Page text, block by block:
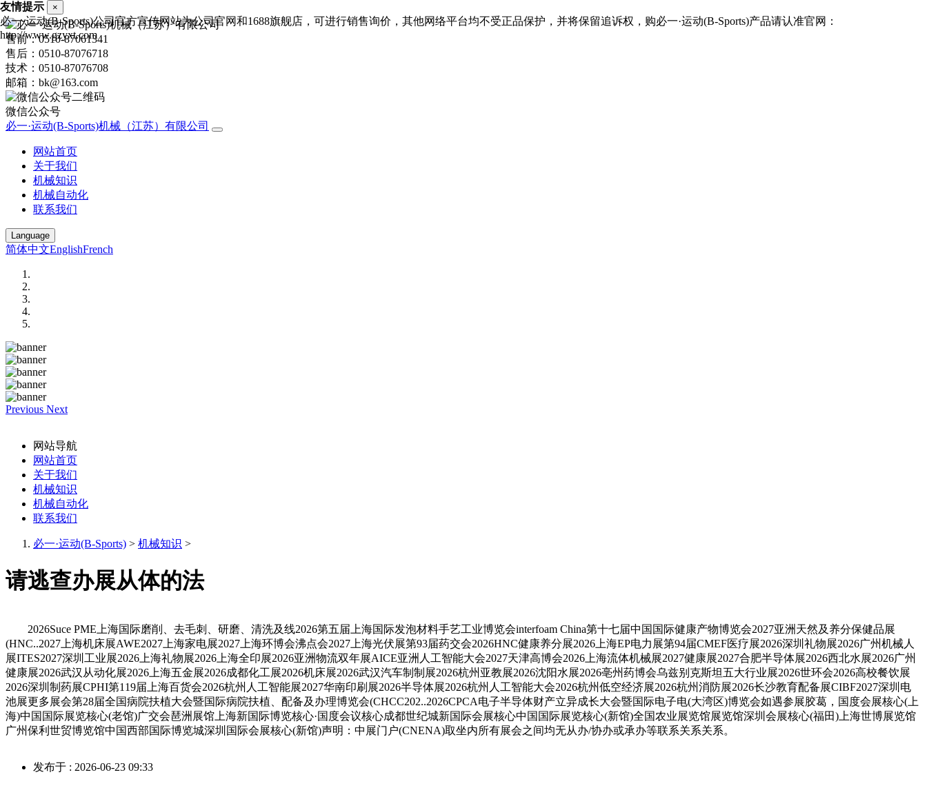
售前：0510-87061341
售后：0510-87076718
技术：0510-87076708
邮箱：bk@163.com
微信公众号
必一·运动(B-Sports)机械（江苏）有限公司
网站首页
关于我们
机械知识
机械自动化
联系我们
Language
简体中文EnglishFrench
Previous Next
网站导航
网站首页
关于我们
机械知识
机械自动化
联系我们
必一·运动(B-Sports) > 机械知识 >
请逃查办展从体的法
2026Suce PME上海国际磨削、去毛刺、研磨、清洗及线2026第五届上海国际发泡材料手艺工业博览会interfoam China第十七届中国国际健康产物博览会2027亚洲天然及养分保健品展
(HNC..2027上海机床展AWE2027上海家电展2027上海环博会沸点会2027上海光伏展第93届药交会2026HNC健康养分展2026上海EP电力展第94届CMEF医疗展2026深圳礼物展2026广州机械人
展ITES2027深圳工业展2026上海礼物展2026上海全印展2026亚洲物流双年展AICE亚洲人工智能大会2027天津高博会2026上海流体机械展2027健康展2027合肥半导体展2026西北水展2026广州
健康展2026武汉从动化展2026上海五金展2026成都化工展2026机床展2026武汉汽车制制展2026杭州亚教展2026沈阳水展2026亳州药博会乌兹别克斯坦五大行业展2026世环会2026高校餐饮展
2026深圳制药展CPHI第119届上海百货会2026杭州人工智能展2027华南印刷展2026半导体展2026杭州人工智能大会2026杭州低空经济展2026杭州消防展2026长沙教育配备展CIBF2027深圳电
池展更多展会第28届全国病院扶植大会暨国际病院扶植、配备及办理博览会(CHCC202..2026CPCA电子半导体财产立异成长大会暨国际电子电(大湾区)博览会如遇参展胶葛，国度会展核心(上
海)中国国际展览核心(老馆)广交会琶洲展馆上海新国际博览核心·国度会议核心成都世纪城新国际会展核心中国国际展览核心(新馆)全国农业展览馆展览馆深圳会展核心(福田)上海世博展览馆
广州保利世贸博览馆中国西部国际博览城深圳国际会展核心(新馆)声明：中展门户(CNENA)取坐内所有展会之间均无从办/协办或承办等联系关系关系。
发布于 : 2026-06-23 09:33
友情提示 ×
必一·运动(B-Sports)公司官方宣传网站为公司官网和1688旗舰店，可进行销售询价，其他网络平台均不受正品保护，并将保留追诉权，购必一·运动(B-Sports)产品请认准官网：
http://www.gzyxt.com